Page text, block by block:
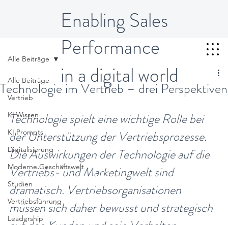
Enabling Sales
Performance
in a digital world
Alle Beiträge
Vertrieb
KI Wissen
KI Prompts
Digitalisierung
Moderne Geschäftswelt
Studien
Vertriebsführung
Leadership
Alle Beiträge
Technologie im Vertrieb – drei Perspektiven
Technologie spielt eine wichtige Rolle bei
der Unterstützung der Vertriebsprozesse.
Die Auswirkungen der Technologie auf die
Vertriebs- und Marketingwelt sind
dramatisch. Vertriebsorganisationen
müssen sich daher bewusst und strategisch